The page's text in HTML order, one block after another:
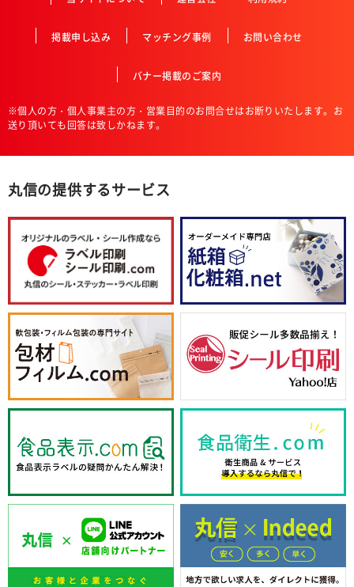
掲載申し込み マッチング事例 お問い合わせ
バナー掲載のご案内
※個人の方・個人事業主の方・営業目的のお問合せはお断りいたします。お
送り頂いても回答は致しかねます。
丸信の提供するサービス